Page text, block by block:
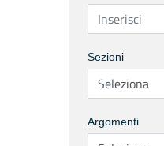
Sezioni
Argomenti